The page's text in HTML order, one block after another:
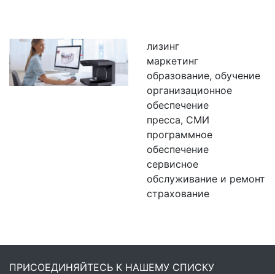
лизинг
маркетинг
образование, обучение
организационное
обеспечение
пресса, СМИ
программное
обеспечение
сервисное
обслуживание и ремонт
страхование
ПРИСОЕДИНЯЙТЕСЬ К НАШЕМУ СПИСКУ